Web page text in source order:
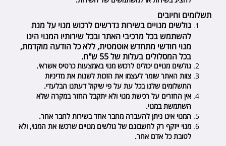
תשלומים וחיובים
גולשים מנויים בשירות נדרשים לרכוש מנוי על מנת
להשתמש בכל מרכיבי האתר ובכל שירותיו המנוי הינו
מנוי חודשי מתחדש אוטמטית, ללא כל הודעה מוקדמת,
בכל המסלולים בעלות של 55 ש"ח.
גולשים מנויים יכולים לרכוש מנוי באמצעות כרטיס אשראי.
צוות האתר שומר לעצמו את הזכות לשנות את מדיניות
התשלומים שלנו בכל עת על פי שיקול דעתנו הבלעדי.
אין החזרים על רכישת מנוי ולא יתקבל החזר במקרה שלא
השתמשת במנוי.
המנוי אינו ניתן להעברה מחבר אחד בשירות לחבר אחר.
מנוי ייזקף רק לחשבונם של גולשים מנויים שרכשו את המנוי, ולא
לטובת כל אדם אחר.